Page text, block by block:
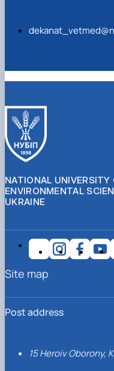
NATIONAL UNIVERSITY
ENVIRONMENTAL
UKRAINE
Post address
15 Heroiv Oborony,
Site map